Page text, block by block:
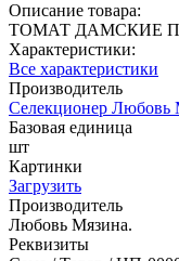
Описание товара:
ТОМАТ ДАМСКИЕ
Характеристики:
Все характеристики
Производитель
Селекционер Любовь
Базовая единица
шт
Картинки
Загрузить
Производитель
Любовь Мязина.
Реквизиты